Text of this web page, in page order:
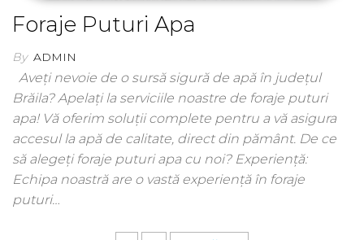
Foraje Puturi Apa
By ADMIN
Aveți nevoie de o sursă sigură de apă în județul
Brăila? Apelați la serviciile noastre de foraje puturi
apa! Vă oferim soluții complete pentru a vă asigura
accesul la apă de calitate, direct din pământ. De ce
să alegeți foraje puturi apa cu noi? Experiență:
Echipa noastră are o vastă experiență în foraje
puturi…